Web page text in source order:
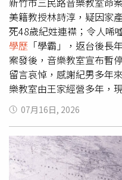
美籍教授林詩淳，疑因家
死48歲紀姓連襟；令人唏
學歷 「學霸」，返台後長
案發後，音樂教室宣布暫
留言哀悼，感謝紀男多年
樂教室由王家經營多年，
日常營運管理。警方初步
長期因音樂教室經營權及
林男持刀闖入教室，朝紀
持刀拒捕，連開4槍擊中
擁有亮眼學經歷。鄰居表
音樂教育，待人和善、
07月16日, 2026